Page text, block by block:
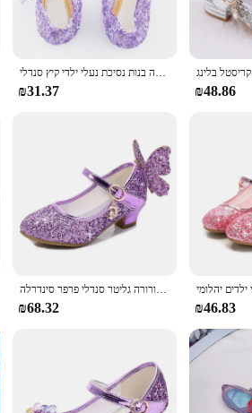
דיסני קפוא אלזה קריסטל נעלי סינדרלה בנות נסיכת נעלי ילדי קיץ סנדלי
₪31.37 ₪48.86
גביש בנות אלזה אורורה גליטר סנדלי פרפר סינדרלה Belle סופיה רפונזל נעלי מתנת יום הולדת לילדים
₪68.32 ₪46.83